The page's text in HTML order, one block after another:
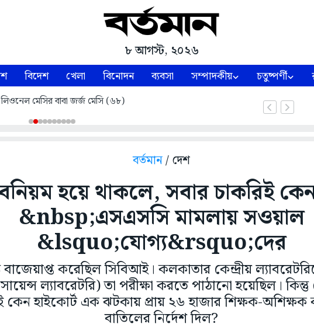
৮ আগস্ট, ২০২৬
বিদেশ খেলা বিনোদন ব্যবসা সম্পাদকীয় চতুষ্পর্ণী
লিওনেল মেসির বাবা জর্জ মেসি (৬৮)
বর্তমান/ দেশ
হয়ে থাকলে, সবার চাকরিই
&nbsp;এসএসসি মামলায় সওয়াল
&lsquo;যোগ্য&rsquo;দের
বাজেয়াপ্ত করেছিল সিবিআই। কলকাতার কেন্দ্রীয়
ল্যাবরেটরি) তা পরীক্ষা করতে পাঠানো হয়েছিল। কিন্তু
হাইকোর্ট এক ঝটকায় প্রায় ২৬ হাজার শিক্ষক-অশিক্ষক
বাতিলের নির্দেশ দিল?